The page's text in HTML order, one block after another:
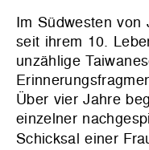
Im Südwesten von
seit ihrem 10.
unzählige
Über vier Jahre
einzelner
Schicksal einer